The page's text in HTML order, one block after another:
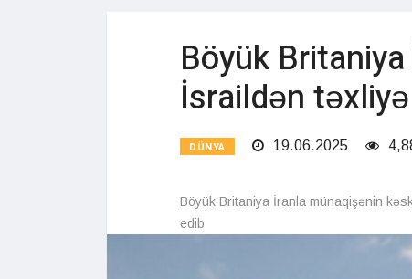
Böyük Britaniya
İsraildən
DÜNYA 19.06.2025
Böyük Britaniya İranla münaqişənin
edib